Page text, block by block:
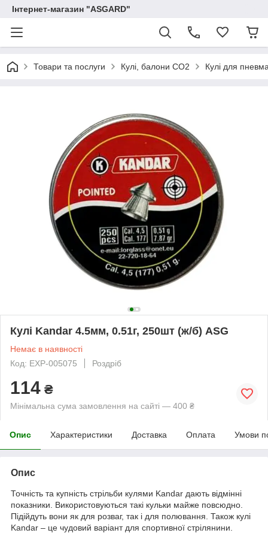
Інтернет-магазин "ASGARD"
Товари та послуги Кулі, балони СО2 Кулі для
Кулі Kandar 4.5мм, 0.51г, 250шт (ж/б) ASG
Немає в наявності
Код: EXP-005075
Роздріб
114 ₴
Мінімальна сума замовлення на сайті — 400 ₴
Опис Характеристики Доставка Оплата Умови
Опис
Точність та купність стрільби кулями Kandar дають відмінні
показники. Використовуються такі кульки майже повсюдно.
Підійдуть вони як для розваг, так і для полювання. Також кулі
Kandar – це чудовий варіант для спортивної стрілянини.